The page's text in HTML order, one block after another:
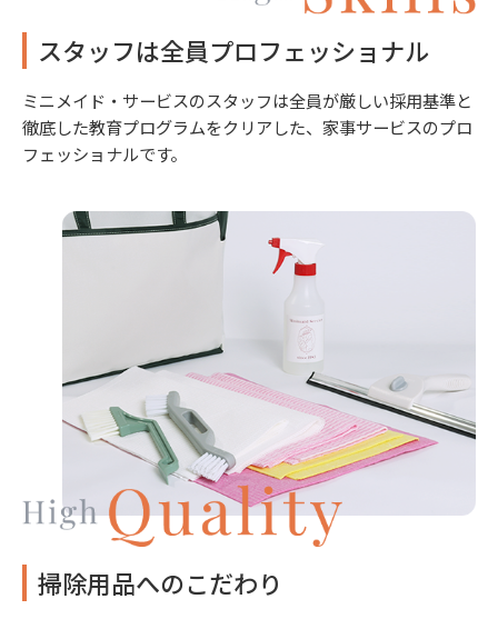
スタッフは全員プロフェッショナル
ミニメイド・サービスのスタッフは全員が厳しい採用基準と
徹底した教育プログラムをクリアした、家事サービスのプロ
フェッショナルです。
掃除用品へのこだわり